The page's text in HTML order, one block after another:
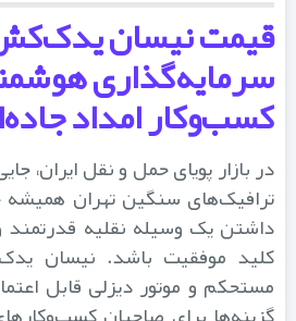
سرمایه‌گذاری
کسب‌وکار امداد
در بازار پویای حمل و نقل ایران،
ترافیک‌های سنگین تهران همیشه
داشتن یک وسیله نقلیه قدرتمند و
کلید موفقیت باشد. نیسان
مستحکم و موتور دیزلی قابل